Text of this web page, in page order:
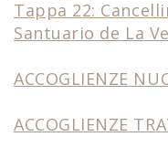
Tappa 22:
Santuario de La
ACCOGLIENZE
ACCOGLIENZE